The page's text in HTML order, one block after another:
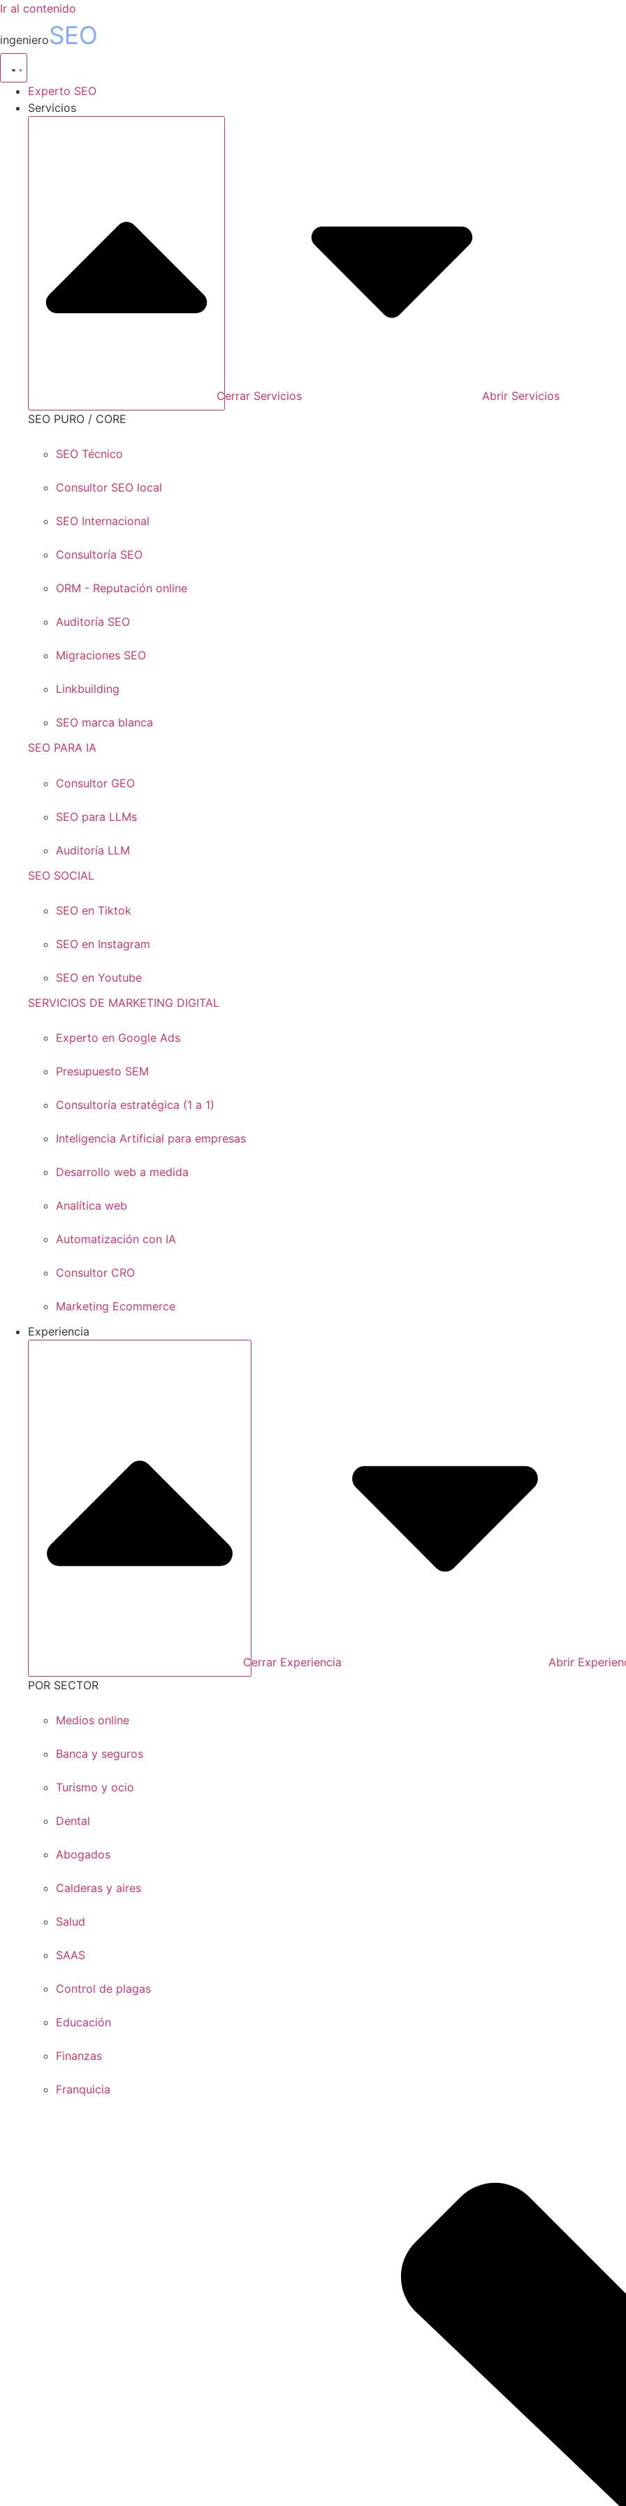
Ir al contenido
ingenieroSEO
Experto SEO
Servicios
Cerrar Servicios
Abrir Servicios
SEO PURO / CORE
SEO Técnico
Consultor SEO local
SEO Internacional
Consultoría SEO
ORM - Reputación online
Auditoría SEO
Migraciones SEO
Linkbuilding
SEO marca blanca
SEO PARA IA
Consultor GEO
SEO para LLMs
Auditoría LLM
SEO SOCIAL
SEO en Tiktok
SEO en Instagram
SEO en Youtube
SERVICIOS DE MARKETING DIGITAL
Experto en Google Ads
Presupuesto SEM
Consultoría estratégica (1 a 1)
Inteligencia Artificial para empresas
Desarrollo web a medida
Analítica web
Automatización con IA
Consultor CRO
Marketing Ecommerce
Experiencia
Cerrar Experiencia
Abrir
POR SECTOR
Medios online
Banca y seguros
Turismo y ocio
Dental
Abogados
Calderas y aires
Salud
SAAS
Control de plagas
Educación
Finanzas
Franquicia